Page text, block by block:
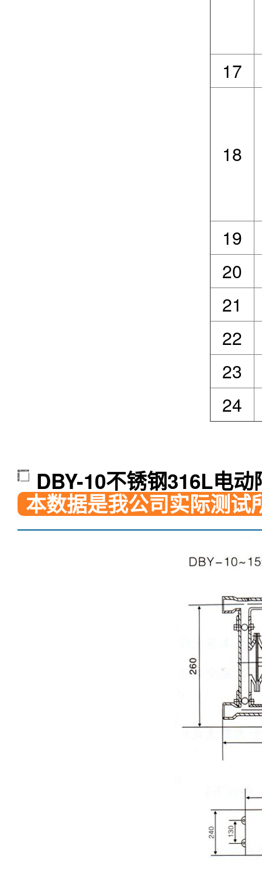
17
18
19
20
21
22
23
24
DBY-10不锈钢316L电
本数据是我公司实际测